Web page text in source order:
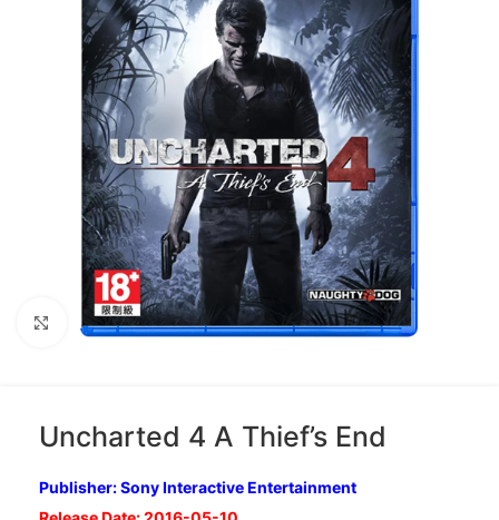
Nhấp để phóng to
Uncharted 4 A Thief’s End
Publisher: Sony Interactive Entertainment